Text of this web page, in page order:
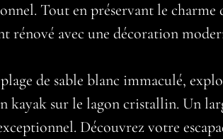
Tout en préservant le charme
rénové avec une décoration
de sable blanc immaculé,
kayak sur le lagon cristallin. Un
Découvrez votre